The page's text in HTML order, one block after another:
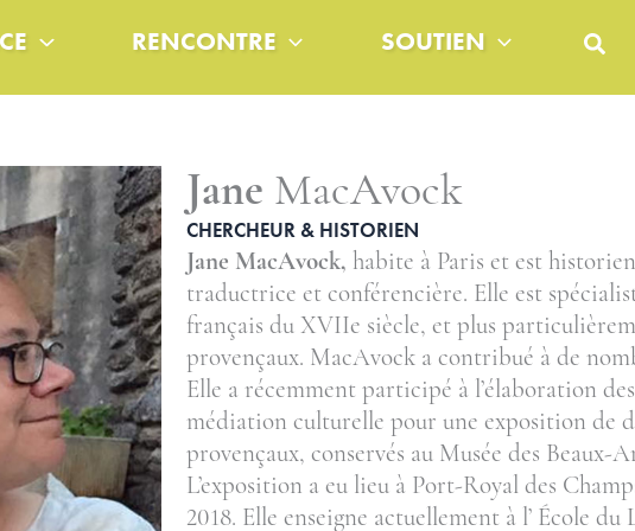
RENCONTRE SOUTIEN
Jane MacAvock
CHERCHEUR & HISTORIEN
Jane MacAvock, habite à Paris et est
traductrice et conférencière. Elle est
français du XVIIe siècle, et plus
provençaux. MacAvock a contribué à de
Elle a récemment participé à l’élaboration
médiation culturelle pour une exposition de
provençaux, conservés au Musée des Beaux-
L’exposition a eu lieu à Port-Royal des
2018. Elle enseigne actuellement à l’ École